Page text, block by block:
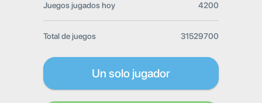
Juegos jugados hoy 4200
Total de juegos 31529700
Un solo jugador